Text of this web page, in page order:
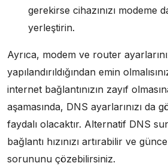
gerekirse cihazınızı modeme
yerleştirin.
Ayrıca, modem ve router
yapılandırıldığından emin
internet bağlantınızın zayıf
aşamasında, DNS ayarlarınızı da
faydalı olacaktır. Alternatif DNS
bağlantı hızınızı artırabilir ve
sorununu çözebilirsiniz.